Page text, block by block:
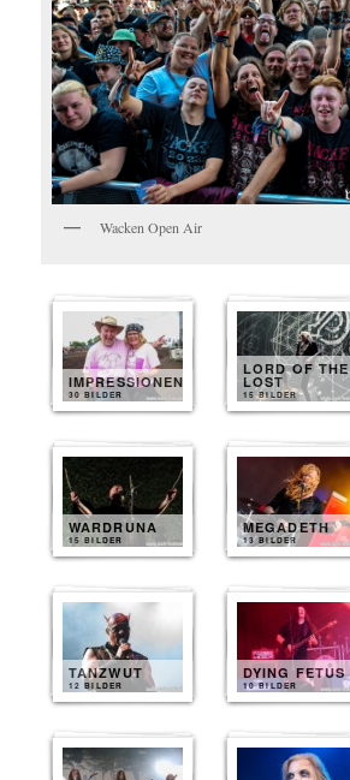
Wacken Open Air
IMPRESSIONEN
30 BILDER
LORD OF THE
LOST
15 BILDER
WARDRUNA
15 BILDER
MEGADETH
13 BILDER
TANZWUT
12 BILDER
DYING FETUS
10 BILDER